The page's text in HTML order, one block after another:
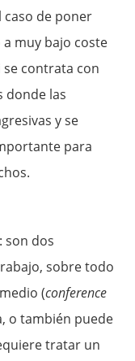
caso de poner
muy bajo coste
se contrata con
donde las
y se
para
: son dos
sobre todo
(conference
o también puede
tratar un